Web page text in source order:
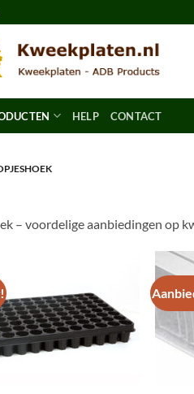
HELP CONTACT
– voordelige aanbiedingen op